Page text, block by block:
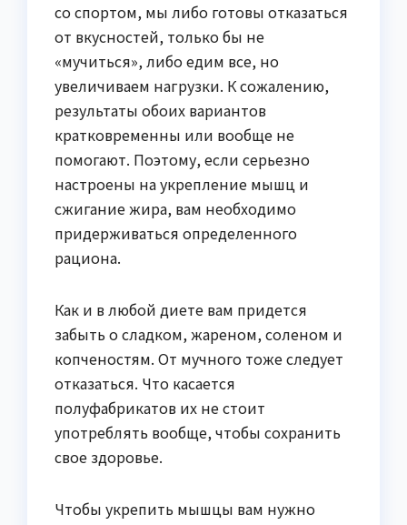
со спортом, мы либо готовы отказаться
от вкусностей, только бы не
«мучиться», либо едим все, но
увеличиваем нагрузки. К сожалению,
результаты обоих вариантов
кратковременны или вообще не
помогают. Поэтому, если серьезно
настроены на укрепление мышц и
сжигание жира, вам необходимо
придерживаться определенного
рациона.
Как и в любой диете вам придется
забыть о сладком, жареном, соленом и
копченостям. От мучного тоже следует
отказаться. Что касается
полуфабрикатов их не стоит
употреблять вообще, чтобы сохранить
свое здоровье.
Чтобы укрепить мышцы вам нужно